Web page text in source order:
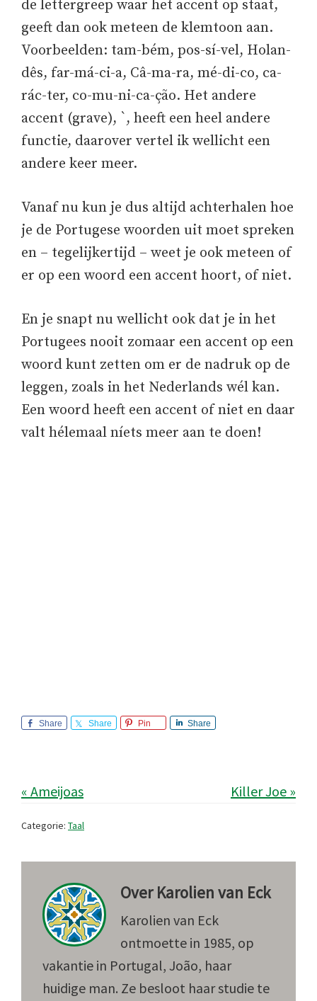
de lettergreep waar het accent op staat,
geeft dan ook meteen de klemtoon aan.
Voorbeelden: tam-bém, pos-sí-vel, Holan-
dês, far-má-ci-a, Câ-ma-ra, mé-di-co, ca-
rác-ter, co-mu-ni-ca-ção. Het andere
accent (grave), `, heeft een heel andere
functie, daarover vertel ik wellicht een
andere keer meer.
Vanaf nu kun je dus altijd achterhalen hoe
je de Portugese woorden uit moet spreken
en – tegelijkertijd – weet je ook meteen of
er op een woord een accent hoort, of niet.
En je snapt nu wellicht ook dat je in het
Portugees nooit zomaar een accent op een
woord kunt zetten om er de nadruk op de
leggen, zoals in het Nederlands wél kan.
Een woord heeft een accent of niet en daar
valt hélemaal níets meer aan te doen!
Share Share Pin Share
« Ameijoas Killer Joe »
Categorie: Taal
OverKarolien van Eck
Karolien van Eck
ontmoette in 1985, op
vakantie in Portugal, João, haar
huidige man. Ze besloot haar studie te